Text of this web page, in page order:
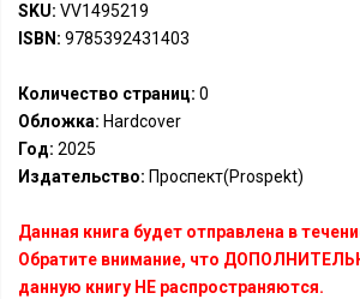
SKU: VV1495219
ISBN: 9785392431403
Количество страниц: 0
Обложка: Hardcover
Год: 2025
Издательство: Проспект(Prospekt)
Данная книга будет отправлена в
Обратите внимание, что
данную книгу НЕ распространяются.